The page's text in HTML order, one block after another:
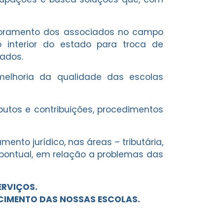
dos associados no campo
interior do estado para troca de
da qualidade das escolas
e contribuições, procedimentos
jurídico, nas áreas – tributária,
em relação a problemas das
DAS NOSSAS ESCOLAS.